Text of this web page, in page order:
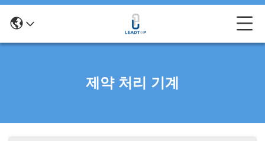
제약 처리 기계